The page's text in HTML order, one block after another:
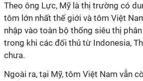
Theo ông Lực, Mỹ là thị trường có
tôm lớn nhất thế giới và tôm Việt
nhập vào toàn bộ thống siêu thị
trong khi các đối thủ từ Indonesia,
chưa.
Ngoài ra, tại Mỹ, tôm Việt Nam vẫn